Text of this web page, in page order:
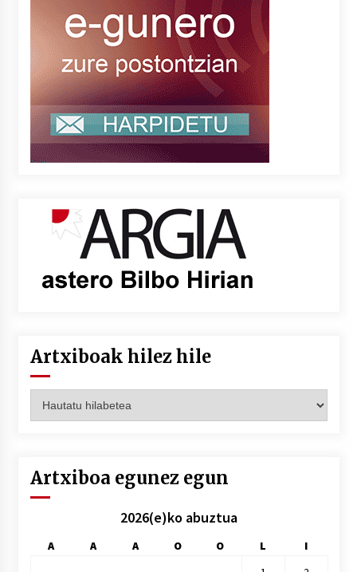
Artxiboak hilez hile
hilez
Artxiboa egunez egun
2026(e)ko abuztua
A A A O O L
I